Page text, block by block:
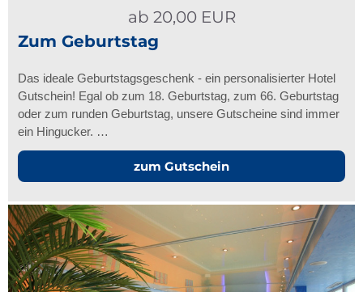
ab 20,00EUR
Zum Geburtstag
Das ideale Geburtstagsgeschenk - ein personalisierter Hotel
Gutschein! Egal ob zum 18. Geburtstag, zum 66. Geburtstag
oder zum runden Geburtstag, unsere Gutscheine sind immer
ein Hingucker. …
zum Gutschein